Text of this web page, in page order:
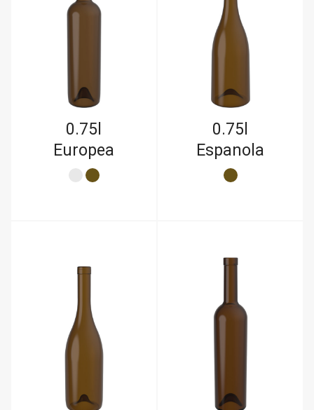
0.75l
Europea
0.75l
Espanola